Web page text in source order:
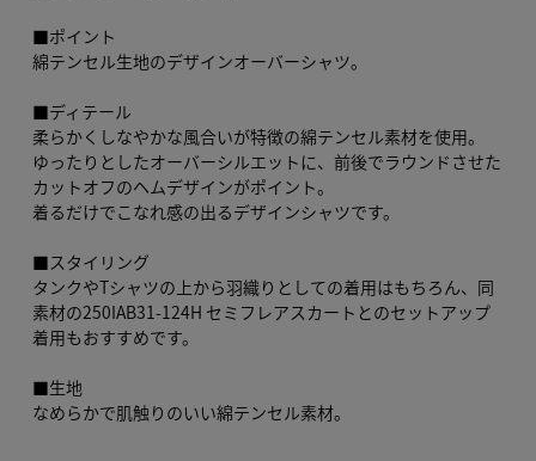
■ポイント
綿テンセル生地のデザインオーバーシャツ。
■ディテール
柔らかくしなやかな風合いが特徴の綿テンセル素材を使用。
ゆったりとしたオーバーシルエットに、前後でラウンドさせた
カットオフのヘムデザインがポイント。
着るだけでこなれ感の出るデザインシャツです。
■スタイリング
タンクやTシャツの上から羽織りとしての着用はもちろん、同
素材の250IAB31-124H セミフレアスカートとのセットアップ
着用もおすすめです。
■生地
なめらかで肌触りのいい綿テンセル素材。